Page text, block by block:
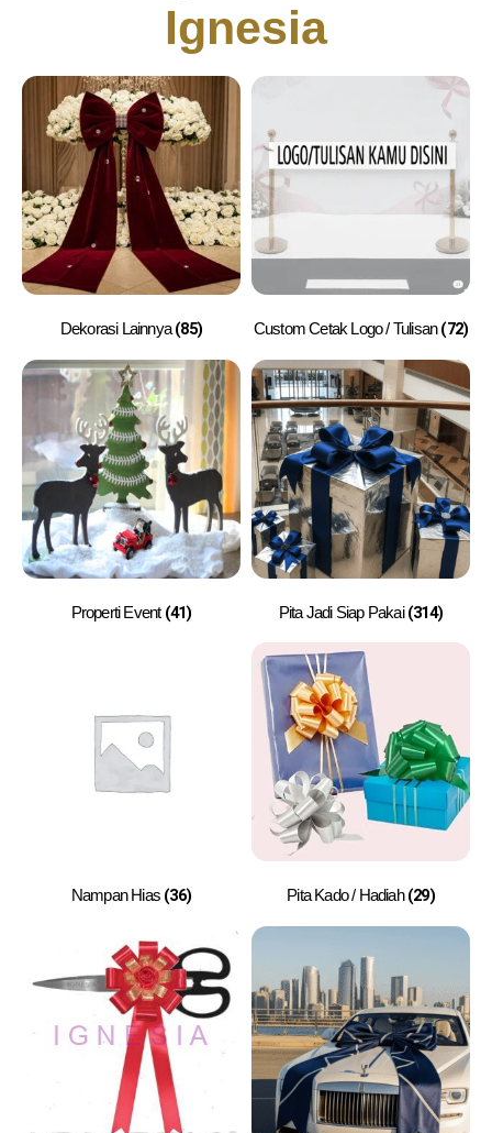
Ignesia
Dekorasi Lainnya(85) Custom Cetak Logo / Tulisan(72)
Properti Event (41) Pita Jadi Siap Pakai(314)
Nampan Hias (36) Pita Kado / Hadiah(29)